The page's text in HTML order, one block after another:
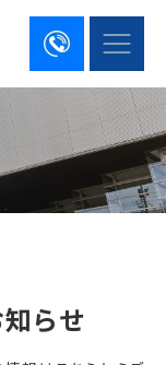
らせ